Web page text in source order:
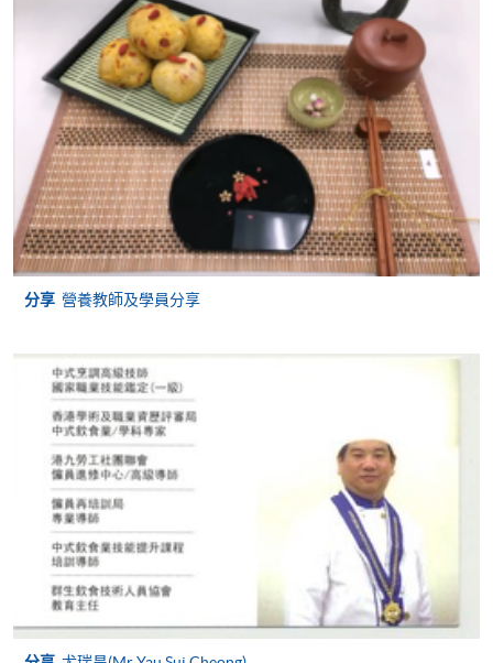
報名辦法
網上報名服務
香港大學專業進修學院提供24小時網上報名及繳費服
務，申請人可通過網上申請個別學歷頒授課程和報讀
大部份公開招生的課程(以先到先得形式報名的課程)。
申請人可在網上使用「繳費靈」(PPS) (不適用於手
機)、VISA 或 Mastercard。除上述支付方式之外，如就
讀學歷頒授課程設有網上服務，在學學員亦可以「微
信支付」(Online WeChat Pay) 、「支付寶」(Online
Alipay) 或 「轉數快」(FPS) 繳付學費。
報讀新課程
填寫網上報名表格
申請人可按該課程網頁的右上角的
圖示進入網上服務網頁，然
後按照指示填妥網上報名表格。
某些課程須甄選入學，並要求申請人上載課程網頁
中指定所須文件(如學歷證明)。系統只支援doc,
docx, jpg 和pdf格式之附件。
分享 營養教師及學員分享